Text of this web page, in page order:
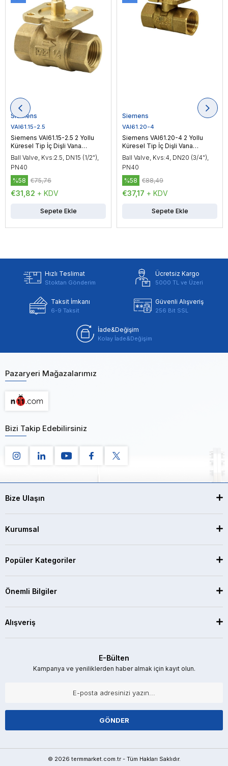
Siemens
VAI61.15-2.5
Siemens VAI61.15-2.5 2 Yollu
Küresel Tip İç Dişli Vana
Gövdesi, DN15 (1/2"), PN40
Ball Valve, Kvs:2.5, DN15 (1/2"),
PN40
€31,82 + KDV
%58 €75,76
Sepete Ekle
Siemens
VAI61.20-4
Siemens VAI61.20-4 2 Yollu
Küresel Tip İç Dişli Vana
Gövdesi, DN20 (3/4"), PN40
Ball Valve, Kvs:4, DN20 (3/4"),
PN40
€37,17 + KDV
%58 €88,49
Sepete Ekle
Hızlı Teslimat
Stoktan Gönderim
Ücretsiz Kargo
5000 TL ve Üzeri
Taksit İmkanı
6-9 Taksit
Güvenli Alışveriş
256 Bit SSL
İade&Değişim
Kolay İade&Değişim
Pazaryeri Mağazalarımız
Bizi Takip Edebilirsiniz
Bize Ulaşın
Kurumsal
Popüler Kategoriler
Önemli Bilgiler
Alışveriş
E-Bülten
Kampanya ve yeniliklerden haber almak için kayıt olun.
GÖNDER
© 2026 termmarket.com.tr - Tüm Hakları Saklıdır.